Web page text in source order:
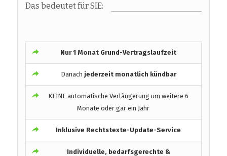
Das bedeutet für SIE:
Nur 1 Monat Grund-Vertragslaufzeit
Danach jederzeit monatlich kündbar
KEINE automatische Verlängerung um weitere 6
Monate oder gar ein Jahr
Inklusive Rechtstexte-Update-Service
Individuelle, bedarfsgerechte &